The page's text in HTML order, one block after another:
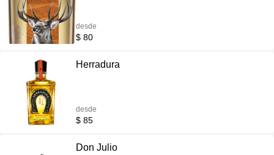
desde
$ 80
Herradura
desde
$ 85
Don Julio